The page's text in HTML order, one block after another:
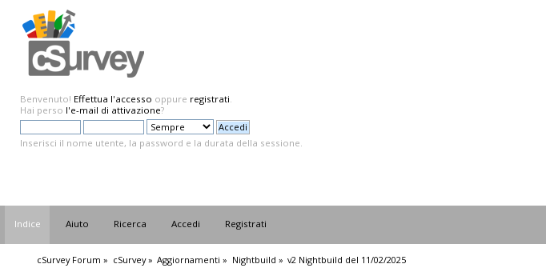
Benvenuto! Effettua l'accesso oppure registrati.
Hai perso l'e-mail di attivazione?
Inserisci il nome utente, la password e la durata della sessione.
Indice Aiuto Ricerca Accedi Registrati
cSurvey Forum » cSurvey» Aggiornamenti » Nightbuild » v2 Nightbuild del 11/02/2025